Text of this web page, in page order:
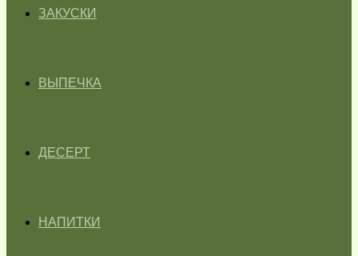
ЗАКУСКИ
ВЫПЕЧКА
ДЕСЕРТ
НАПИТКИ